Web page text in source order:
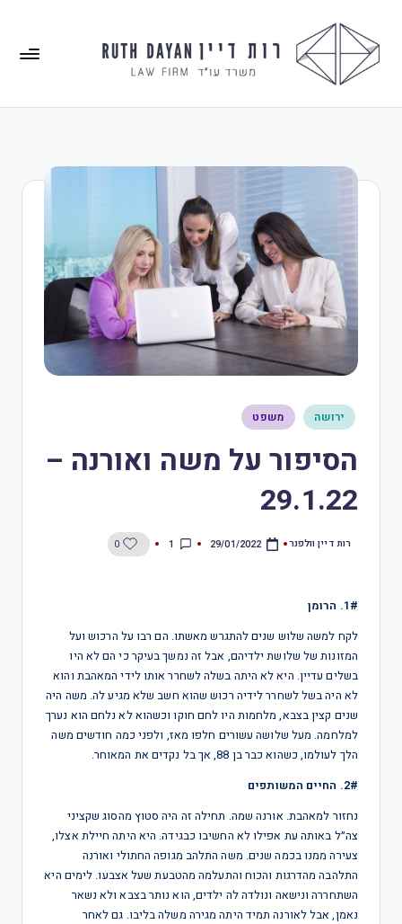
ירושה משפט
הסיפור על משה ואורנה –
29.1.22
רות דיין וולפנר 29/01/2022
1
0
1#. הרומן
לקח למשה שלוש שנים להתגרש מאשתו. הם רבו על הרכוש ועל
המזונות של שלושת ילדיהם, אבל זה נמשך בעיקר כי הם לא היו
בשלים עדיין. היא לא היתה בשלה לשחרר אותו לידי המאהבת והוא
לא היה בשל לשחרר לידיה רכוש שהוא חשב שלא מגיע לה. משה היה
שנים קצין בצבא, מלחמות היו לחם חוקו וכשהוא לא נלחם הוא נערך
למלחמה. מעל שלושה עשורים חלפו מאז, ולפני כמה חודשים משה
הלך לעולמו, כשהוא כבר בן 88, אך בל נקדים את המאוחר.
2#. החיים המשותפים
נחזור למאהבת. אורנה שמה. תחילה זה היה סטוץ מהסוג שקציני
צה״ל באותה עת אפילו לא החשיבו כבגידה. היא היתה חיילת אצלו,
צעירה ממנו בכמה שנים. משה התלהב מגופה החתולי ואורנה
התלהבה מהדרגות והכוח והתעלמה מהטבעת שעל אצבעו. לימים היא
השתחררה ונישאה ונולדה לה ילדים, הוא נותר בצבא ולא נשאר
נאמן, אבל לאורנה תמיד היתה מגירה משלה בליבו. גם לאחר